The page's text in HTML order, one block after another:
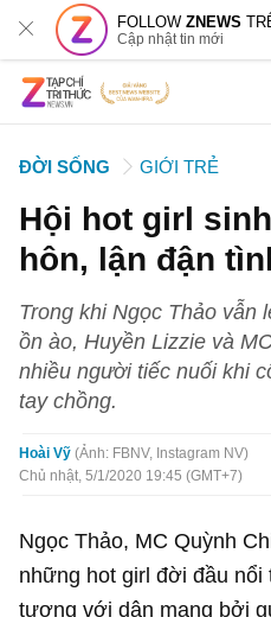
FOLLOWZNEWS
Cập nhật tin mới
ĐỜI SỐNG GIỚI TRẺ
Hội hot girl
hôn, lận đận
Trong khi Ngọc Thảo vẫn
ồn ào, Huyền Lizzie và
nhiều người tiếc nuối khi
tay chồng.
Hoài Vỹ Ảnh: FBNV, Instagram NV
Chủ nhật, 5/1/2020 19:45 (GMT+7)
Ngọc Thảo, MC Quỳnh
những hot girl đời đầu nổi
tượng với dân mạng bởi